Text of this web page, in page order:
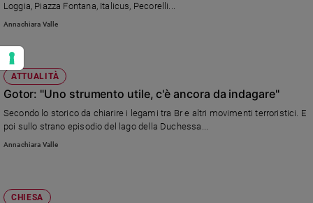
Loggia, Piazza Fontana, Italicus, Pecorelli...
Annachiara Valle
ATTUALITÀ
Gotor: "Uno strumento utile, c'è ancora da indagare"
Secondo lo storico da chiarire i legami tra Br e altri movimenti terroristici. E
poi sullo strano episodio del lago della Duchessa...
Annachiara Valle
CHIESA